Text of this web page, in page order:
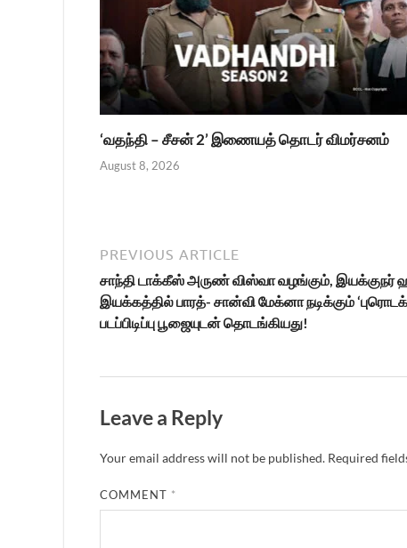
‘வதந்தி – சீசன் 2’ இணையத் தொடர் விமர்சனம்
August 8, 2026
PREVIOUS ARTICLE
சாந்தி டாக்கீஸ் அருண் விஸ்வா வழங்கும், இயக்குநர்
இயக்கத்தில் பாரத்- சான்வி மேக்னா நடிக்கும்
படப்பிடிப்பு பூஜையுடன் தொடங்கியது!
Leave a Reply
Your email address will not be published. Required
COMMENT *